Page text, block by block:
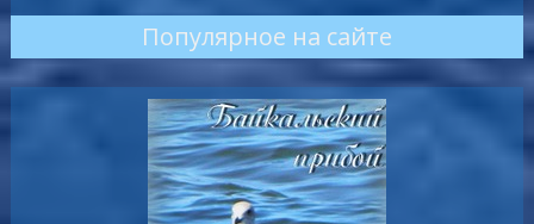
Популярное на сайте